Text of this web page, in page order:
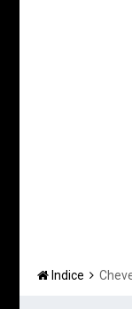
Indice